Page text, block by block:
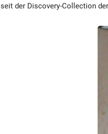
seit der Discovery-Collection